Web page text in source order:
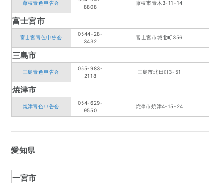
藤枝青色申告会
8808
藤枝市青木3-11-14
富士宮市
富士宮青色申告会
0544-28-
3432
富士宮市城北町356
三島市
三島青色申告会
055-983-
2118
三島市北田町3-51
焼津市
焼津青色申告会
054-629-
9550
焼津市焼津4-15-24
愛知県
一宮市